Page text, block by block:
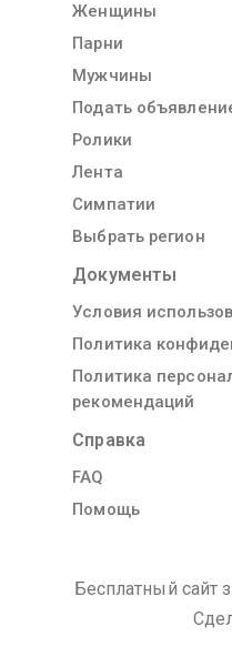
Женщины
Парни
Мужчины
Подать
Ролики
Лента
Симпатии
Выбрать регион
Документы
Условия
Политика
Политика
рекомендаций
Справка
FAQ
Помощь
Бесплатный сайт